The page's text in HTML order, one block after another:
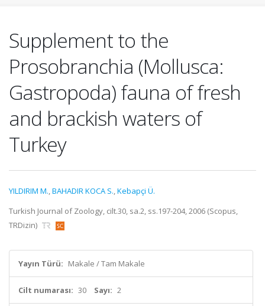
Supplement to the
Prosobranchia (Mollusca:
Gastropoda) fauna of fresh
and brackish waters of
Turkey
YILDIRIM M.,BAHADIR KOCA S.,Kebapçi Ü.
Turkish Journal of Zoology, cilt.30, sa.2, ss.197-204, 2006 (Scopus,
TRDizin)
Yayın Türü: Makale / Tam Makale
Cilt numarası: 30 Sayı: 2